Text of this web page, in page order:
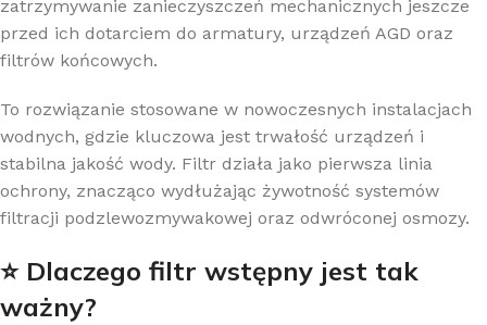
zatrzymywanie zanieczyszczeń mechanicznych jeszcze
przed ich dotarciem do armatury, urządzeń AGD oraz
filtrów końcowych.
To rozwiązanie stosowane w nowoczesnych instalacjach
wodnych, gdzie kluczowa jest trwałość urządzeń i
stabilna jakość wody. Filtr działa jako pierwsza linia
ochrony, znacząco wydłużając żywotność systemów
filtracji podzlewozmywakowej oraz odwróconej osmozy.
⭐ Dlaczego filtr wstępny jest tak
ważny?